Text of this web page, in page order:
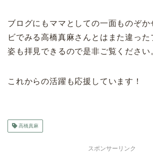
ブログにもママとしての一面ものぞか
ビでみる高橋真麻さんとはまた違った
姿も拝見できるので是非ご覧ください
これからの活躍も応援しています！
高橋真麻
スポンサーリンク